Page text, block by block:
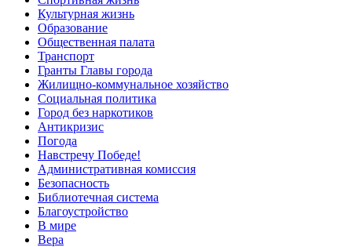
Культурная жизнь
Образование
Общественная палата
Транспорт
Гранты Главы города
Жилищно-коммунальное хозяйство
Социальная политика
Город без наркотиков
Антикризис
Погода
Навстречу Победе!
Административная комиссия
Безопасность
Библиотечная система
Благоустройство
В мире
Вера